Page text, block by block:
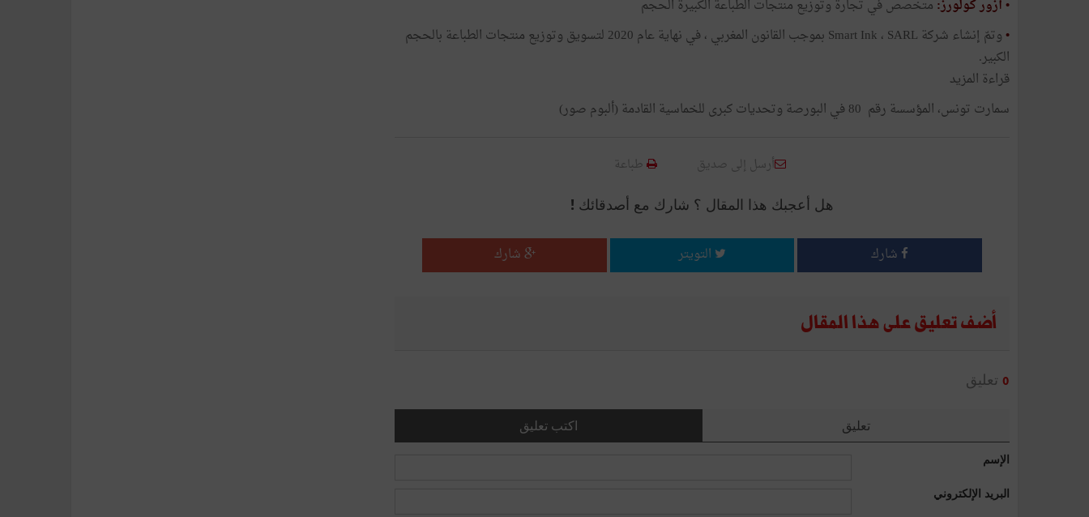
• أزور كولورز: متخصص في تجارة وتوزيع منتجات الطباعة الكبيرة الحجم
•
وتمّ إنشاء شركة Smart Ink ، SARL بموجب القانون المغربي ، في نهاية عام 2020 لتسويق وتوزيع منتجات الطباعة بالحجم
الكبير.
قراءة المزيد
سمارت تونس، المؤسسة رقم 80 في البورصة وتحديات كبرى للخماسية القادمة (ألبوم صور)
أرسل إلى صديق طباعة
هل أعجبك هذا المقال ؟ شارك مع أصدقائك !
شارك التويتر شارك
أضف تعليق على هذا المقال
0 تعليق
اكتب تعليق تعليق
الإسم
البريد الإلكتروني